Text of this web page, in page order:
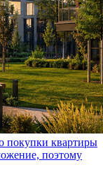
покупки квартиры
поэтому